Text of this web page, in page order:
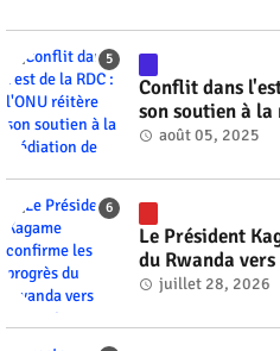
Conflit dans
son soutien à
Gnassingbé
août 05, 2025
Le Président
du Rwanda
l'horizon 2030
juillet 28, 2026